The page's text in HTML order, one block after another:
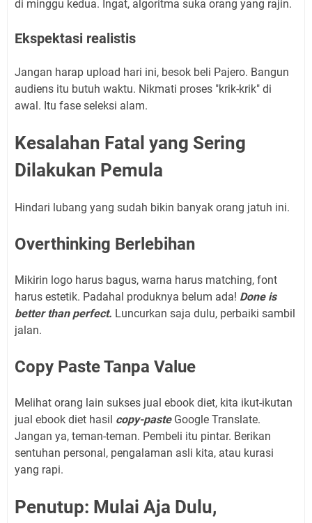
di minggu kedua. Ingat, algoritma suka orang yang rajin.
Ekspektasi realistis
Jangan harap upload hari ini, besok beli Pajero. Bangun
audiens itu butuh waktu. Nikmati proses "krik-krik" di
awal. Itu fase seleksi alam.
Kesalahan Fatal yang Sering
Dilakukan Pemula
Hindari lubang yang sudah bikin banyak orang jatuh ini.
Overthinking Berlebihan
Mikirin logo harus bagus, warna harus matching, font
harus estetik. Padahal produknya belum ada! Done is
better than perfect. Luncurkan saja dulu, perbaiki sambil
jalan.
Copy Paste Tanpa Value
Melihat orang lain sukses jual ebook diet, kita ikut-ikutan
jual ebook diet hasil copy-pasteGoogle Translate.
Jangan ya, teman-teman. Pembeli itu pintar. Berikan
sentuhan personal, pengalaman asli kita, atau kurasi
yang rapi.
Penutup: Mulai Aja Dulu,